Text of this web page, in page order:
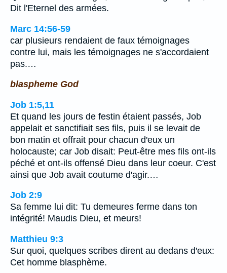
Dit l'Eternel des armées.
Marc 14:56-59
car plusieurs rendaient de faux témoignages
contre lui, mais les témoignages ne s'accordaient
pas.…
blaspheme God
Job 1:5,11
Et quand les jours de festin étaient passés, Job
appelait et sanctifiait ses fils, puis il se levait de
bon matin et offrait pour chacun d'eux un
holocauste; car Job disait: Peut-être mes fils ont-ils
péché et ont-ils offensé Dieu dans leur coeur. C'est
ainsi que Job avait coutume d'agir.…
Job 2:9
Sa femme lui dit: Tu demeures ferme dans ton
intégrité! Maudis Dieu, et meurs!
Matthieu 9:3
Sur quoi, quelques scribes dirent au dedans d'eux:
Cet homme blasphème.